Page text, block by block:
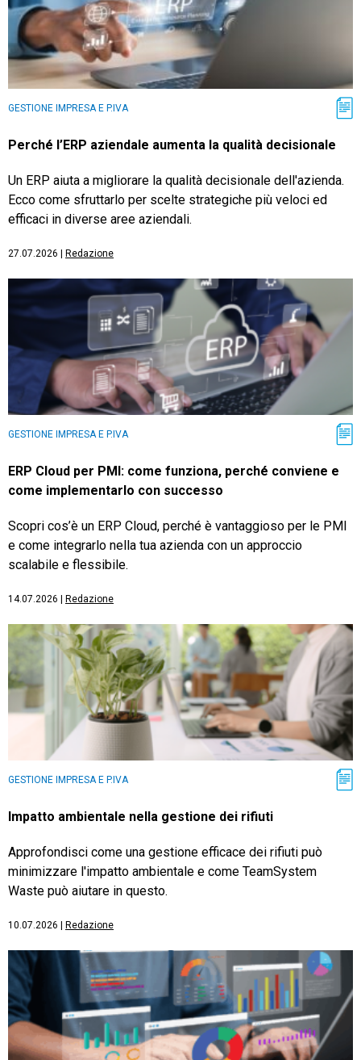
GESTIONE IMPRESA E P.IVA
Perché l’ERP aziendale aumenta la qualità decisionale
Un ERP aiuta a migliorare la qualità decisionale dell'azienda.
Ecco come sfruttarlo per scelte strategiche più veloci ed
efficaci in diverse aree aziendali.
27.07.2026 Redazione
GESTIONE IMPRESA E P.IVA
ERP Cloud per PMI: come funziona, perché conviene e
come implementarlo con successo
Scopri cos’è un ERP Cloud, perché è vantaggioso per le PMI
e come integrarlo nella tua azienda con un approccio
scalabile e flessibile.
14.07.2026 Redazione
GESTIONE IMPRESA E P.IVA
Impatto ambientale nella gestione dei rifiuti
Approfondisci come una gestione efficace dei rifiuti può
minimizzare l'impatto ambientale e come TeamSystem
Waste può aiutare in questo.
10.07.2026 Redazione